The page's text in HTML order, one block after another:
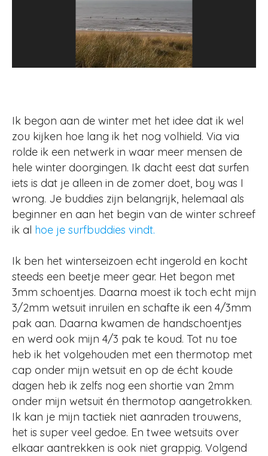
Ik begon aan de winter met het idee dat ik wel
zou kijken hoe lang ik het nog volhield. Via via
rolde ik een netwerk in waar meer mensen de
hele winter doorgingen. Ik dacht eest dat surfen
iets is dat je alleen in de zomer doet, boy was I
wrong. Je buddies zijn belangrijk, helemaal als
beginner en aan het begin van de winter schreef
ik al hoe je surfbuddies vindt.
Ik ben het winterseizoen echt ingerold en kocht
steeds een beetje meer gear. Het begon met
3mm schoentjes. Daarna moest ik toch echt mijn
3/2mm wetsuit inruilen en schafte ik een 4/3mm
pak aan. Daarna kwamen de handschoentjes
en werd ook mijn 4/3 pak te koud. Tot nu toe
heb ik het volgehouden met een thermotop met
cap onder mijn wetsuit en op de écht koude
dagen heb ik zelfs nog een shortie van 2mm
onder mijn wetsuit én thermotop aangetrokken.
Ik kan je mijn tactiek niet aanraden trouwens,
het is super veel gedoe. En twee wetsuits over
elkaar aantrekken is ook niet grappig. Volgend